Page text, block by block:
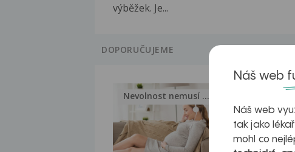
výběžek. Je...
DOPORUČUJEME
Nevolnost nemusí být nutnou...
Náš web
Náš web
tak jako
mohl co